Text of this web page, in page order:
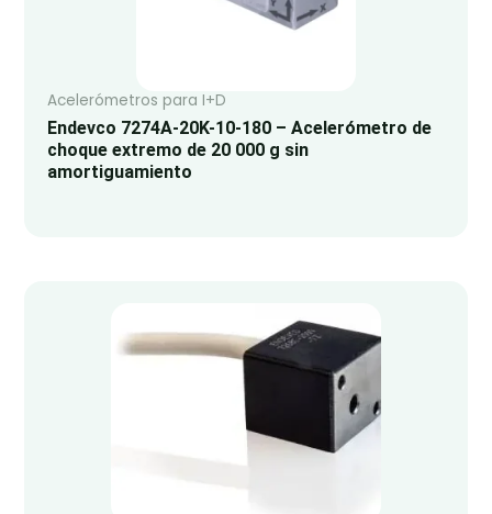
Acelerómetros para I+D
Endevco 7274A-20K-10-180 – Acelerómetro de
choque extremo de 20 000 g sin
amortiguamiento